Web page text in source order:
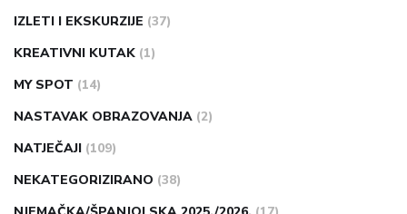
IZLETI I EKSKURZIJE (37)
KREATIVNI KUTAK (1)
MY SPOT (14)
NASTAVAK OBRAZOVANJA (2)
NATJEČAJI (109)
NEKATEGORIZIRANO (38)